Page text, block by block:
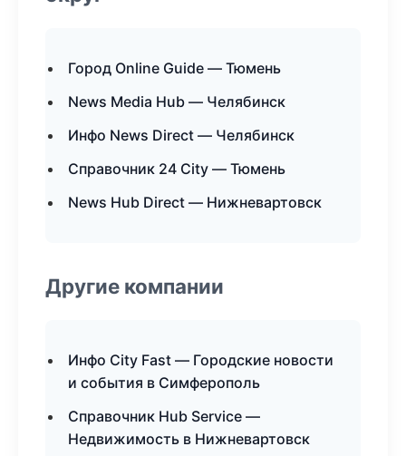
Город Online Guide — Тюмень
News Media Hub — Челябинск
Инфо News Direct — Челябинск
Справочник 24 City — Тюмень
News Hub Direct — Нижневартовск
Другие компании
Инфо City Fast — Городские новости
и события в Симферополь
Справочник Hub Service —
Недвижимость в Нижневартовск